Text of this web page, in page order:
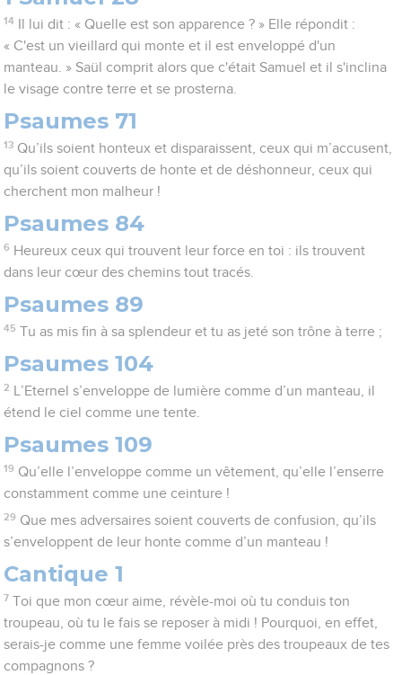
14
Il lui dit : « Quelle est son apparence ? » Elle répondit :
« C'est un vieillard qui monte et il est enveloppé d'un
manteau. » Saül comprit alors que c'était Samuel et il s'inclina
le visage contre terre et se prosterna.
Psaumes 71
13 Qu’ils soient honteux et disparaissent, ceux qui m’accusent,
qu’ils soient couverts de honte et de déshonneur, ceux qui
cherchent mon malheur !
Psaumes 84
6 Heureux ceux qui trouvent leur force en toi : ils trouvent
dans leur cœur des chemins tout tracés.
Psaumes 89
45 Tu as mis fin à sa splendeur et tu as jeté son trône à terre ;
Psaumes 104
2
L’Eternel s’enveloppe de lumière comme d’un manteau, il
étend le ciel comme une tente.
Psaumes 109
19 Qu’elle l’enveloppe comme un vêtement, qu’elle l’enserre
constamment comme une ceinture !
29 Que mes adversaires soient couverts de confusion, qu’ils
s’enveloppent de leur honte comme d’un manteau !
Cantique 1
7 Toi que mon cœur aime, révèle-moi où tu conduis ton
troupeau, où tu le fais se reposer à midi ! Pourquoi, en effet,
serais-je comme une femme voilée près des troupeaux de tes
compagnons ?